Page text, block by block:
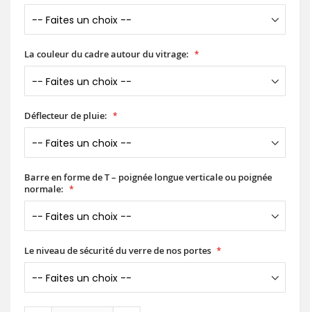
La couleur du cadre autour du vitrage:
Déflecteur de pluie:
Barre en forme de T – poignée longue verticale ou poignée
normale:
Le niveau de sécurité du verre de nos portes